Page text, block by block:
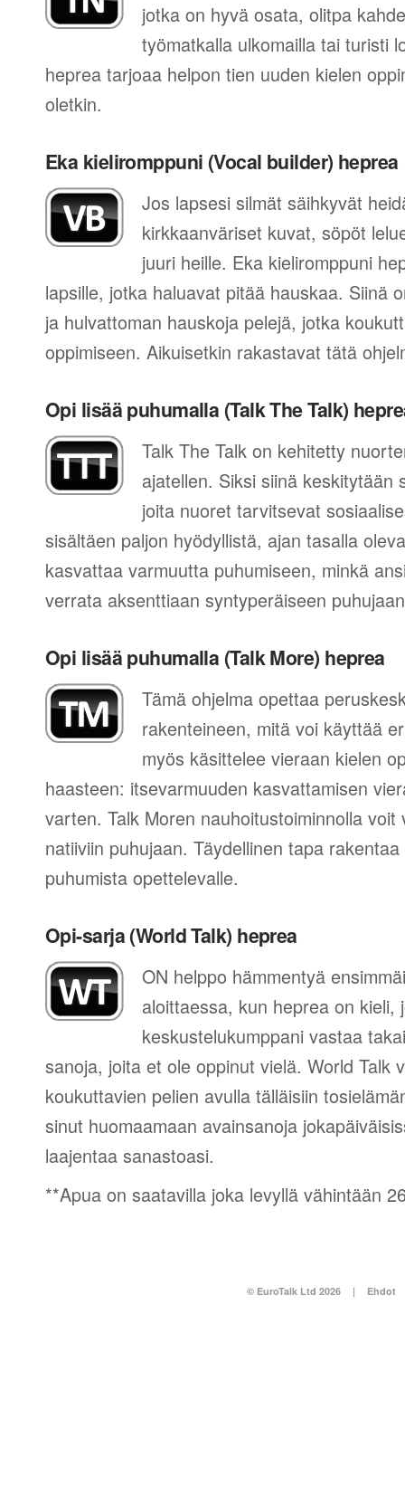
jotka on hyvä osata, olitpa
työmatkalla ulkomailla tai turisti
heprea tarjoaa helpon tien uuden kielen
oletkin.
Eka kieliromppuni (Vocal builder) heprea
Jos lapsesi silmät säihkyvät
kirkkaanväriset kuvat, söpöt
juuri heille. Eka kieliromppuni
lapsille, jotka haluavat pitää hauskaa. Siinä
ja hulvattoman hauskoja pelejä, jotka
oppimiseen. Aikuisetkin rakastavat tätä
Opi lisää puhumalla (Talk The Talk)
Talk The Talk on kehitetty
ajatellen. Siksi siinä keskitytään
joita nuoret tarvitsevat
sisältäen paljon hyödyllistä, ajan tasalla
kasvattaa varmuutta puhumiseen, minkä
verrata aksenttiaan syntyperäiseen
Opi lisää puhumalla (Talk More) heprea
Tämä ohjelma opettaa
rakenteineen, mitä voi käyttää
myös käsittelee vieraan kielen
haasteen: itsevarmuuden kasvattamisen
varten. Talk Moren nauhoitustoiminnolla
natiiviin puhujaan. Täydellinen tapa
puhumista opettelevalle.
Opi-sarja (World Talk) heprea
ON helppo hämmentyä
aloittaessa, kun heprea on kieli,
keskustelukumppani vastaa
sanoja, joita et ole oppinut vielä. World Talk
koukuttavien pelien avulla tälläisiin
sinut huomaamaan avainsanoja
laajentaa sanastoasi.
**Apua on saatavilla joka levyllä vähintään
© EuroTalk Ltd 2026 | Ehdot